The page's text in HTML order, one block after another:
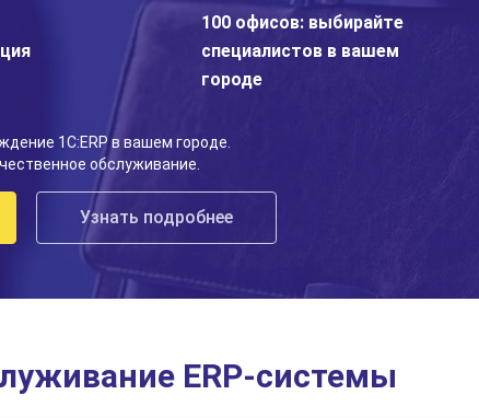
100 офисов: выбирайте
специалистов в вашем
городе
1С:ERP в вашем городе.
обслуживание.
Узнать подробнее
ERP-системы